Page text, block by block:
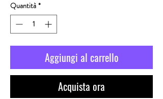
Quantità *
Aggiungi al carrello
Acquista ora